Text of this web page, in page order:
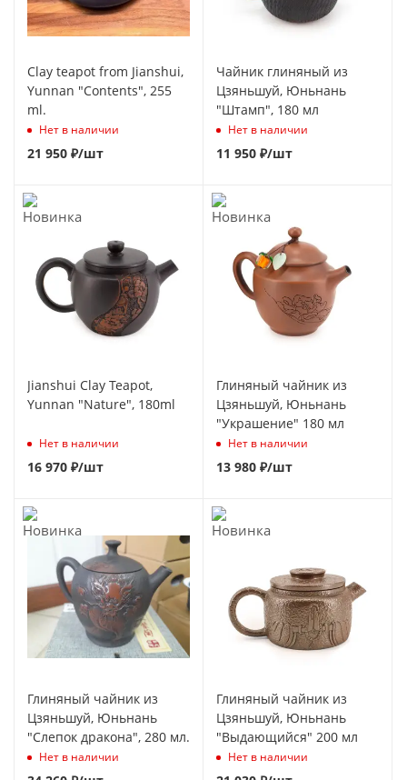
Clay teapot from Jianshui,
Yunnan "Contents", 255
ml.
Нет в наличии
21 950 ₽/шт
Чайник глиняный из
Цзяньшуй, Юньнань
"Штамп", 180 мл
Нет в наличии
11 950 ₽/шт
Jianshui Clay Teapot,
Yunnan "Nature", 180ml
Нет в наличии
16 970 ₽/шт
Глиняный чайник из
Цзяньшуй, Юньнань
"Украшение" 180 мл
Нет в наличии
13 980 ₽/шт
Глиняный чайник из
Цзяньшуй, Юньнань
"Слепок дракона", 280 мл.
Нет в наличии
Глиняный чайник из
Цзяньшуй, Юньнань
"Выдающийся" 200 мл
Нет в наличии